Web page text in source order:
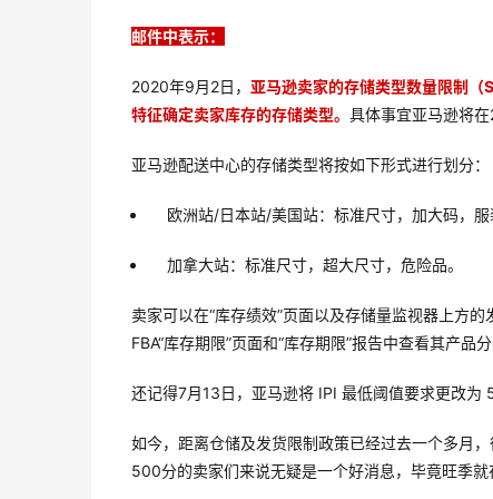
邮件中表示：
2020年9月2日， 亚马逊卖家的存储类型数量限制
特征确定卖家库存的存储类型。 具体事宜亚马逊将
亚马逊配送中心的存储类型将按如下形式进行划分：
欧洲站/日本站/美国站：标准尺寸，加大码，服
加拿大站：标准尺寸，超大尺寸，危险品。
卖家可以在“库存绩效”页面以及存储量监视器上方
FBA“库存期限”页面和“库存期限”报告中查看其产品
还记得7月13日，亚马逊将 IPI 最低阈值要求更改为
如今，距离仓储及发货限制政策已经过去一个多月
500分的卖家们来说无疑是一个好消息，毕竟旺季就